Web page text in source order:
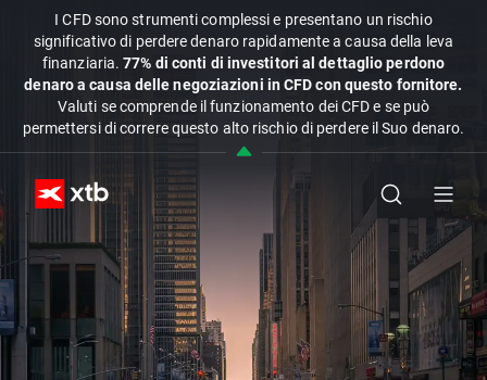
I CFD sono strumenti complessi e presentano un rischio
significativo di perdere denaro rapidamente a causa della leva
finanziaria.77% di conti di investitori al dettaglio perdono
denaro a causa delle negoziazioni in CFD con questo fornitore.
Valuti se comprende il funzionamento dei CFD e se può
permettersi di correre questo alto rischio di perdere il Suo denaro.